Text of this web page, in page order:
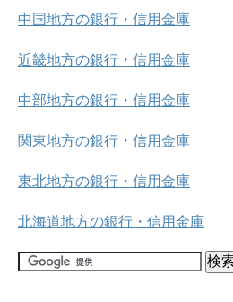
中国地方の銀行・信用金庫
近畿地方の銀行・信用金庫
中部地方の銀行・信用金庫
関東地方の銀行・信用金庫
東北地方の銀行・信用金庫
北海道地方の銀行・信用金庫